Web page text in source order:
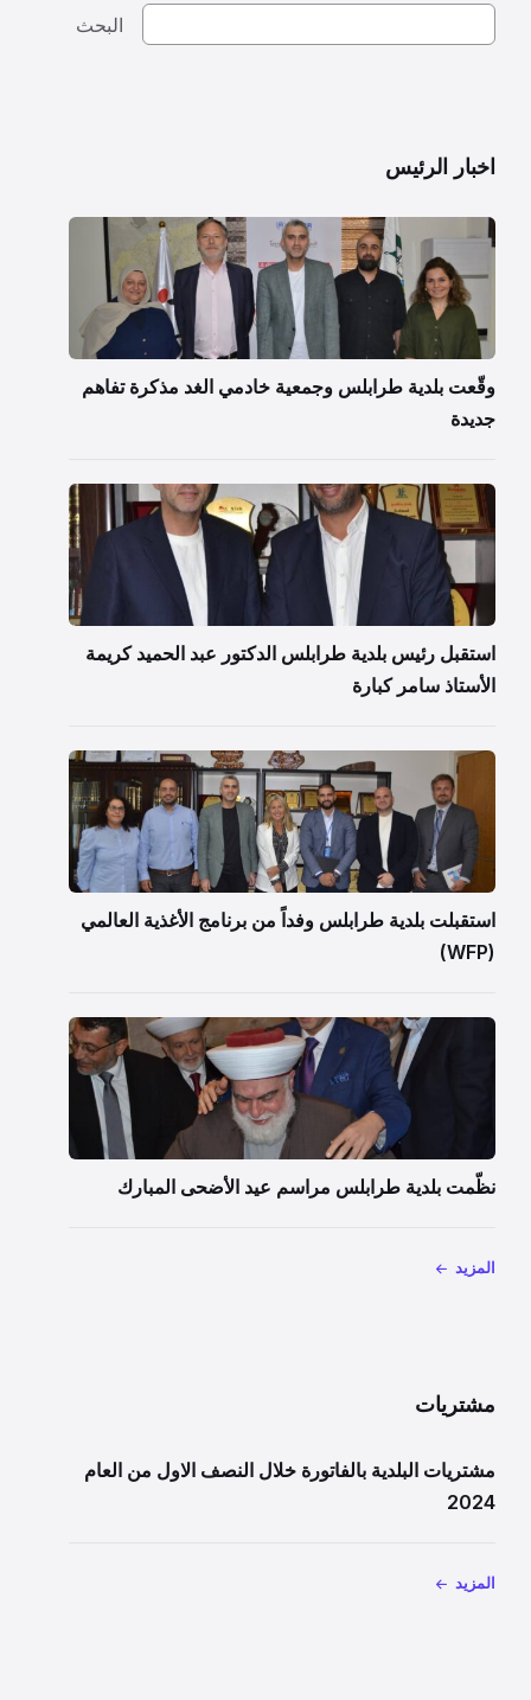
البحث
اخبار الرئيس
وقّعت بلدية طرابلس وجمعية خادمي الغد مذكرة تفاهم
جديدة
استقبل رئيس بلدية طرابلس الدكتور عبد الحميد كريمة
الأستاذ سامر كبارة
استقبلت بلدية طرابلس وفداً من برنامج الأغذية العالمي
(WFP)
نظّمت بلدية طرابلس مراسم عيد الأضحى المبارك
المزيد
مشتريات
مشتريات البلدية بالفاتورة خلال النصف الاول من العام
2024
المزيد